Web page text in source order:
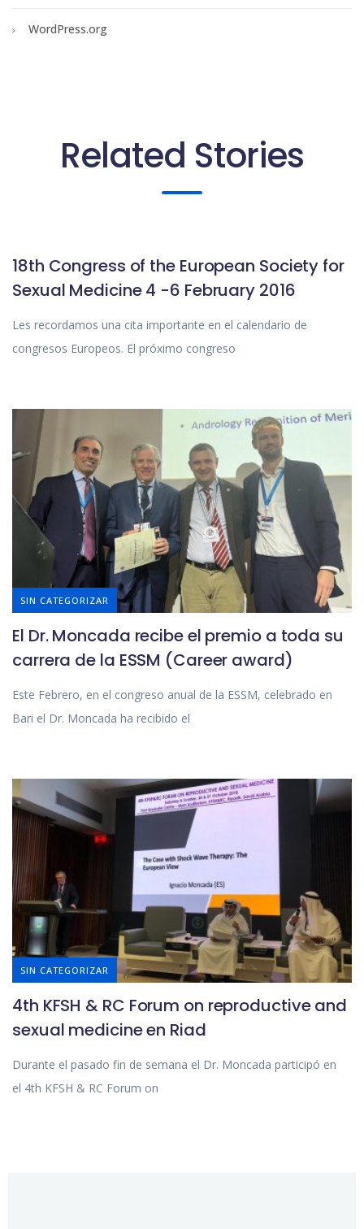
WordPress.org
Related Stories
18th Congress of the European Society for
Sexual Medicine 4 -6 February 2016
Les recordamos una cita importante en el calendario de
congresos Europeos. El próximo congreso
SIN CATEGORIZAR
El Dr. Moncada recibe el premio a toda su
carrera de la ESSM (Career award)
Este Febrero, en el congreso anual de la ESSM, celebrado en
Bari el Dr. Moncada ha recibido el
SIN CATEGORIZAR
4th KFSH & RC Forum on reproductive and
sexual medicine en Riad
Durante el pasado fin de semana el Dr. Moncada participó en
el 4th KFSH & RC Forum on